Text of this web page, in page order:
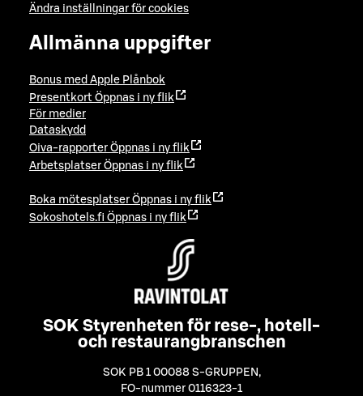
Ändra inställningar för cookies
Allmänna uppgifter
Bonus med Apple Plånbok
Presentkort Öppnas i ny flik
För medier
Dataskydd
Oiva-rapporter Öppnas i ny flik
Arbetsplatser Öppnas i ny flik
Boka mötesplatser Öppnas i ny flik
Sokoshotels.fi Öppnas i ny flik
SOK Styrenheten för rese-, hotell-
och restaurangbranschen
SOK PB 1 00088 S-GRUPPEN ,
FO-nummer 0116323-1